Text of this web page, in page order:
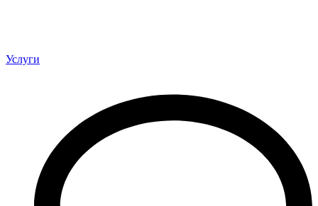
Услуги